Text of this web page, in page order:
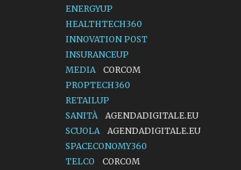
ENERGYUP
HEALTHTECH360
INNOVATION POST
INSURANCEUP
MEDIA
CORCOM
PROPTECH360
RETAILUP
SANITÀ
AGENDADIGITALE.EU
SCUOLA
AGENDADIGITALE.EU
SPACECONOMY360
TELCO
CORCOM